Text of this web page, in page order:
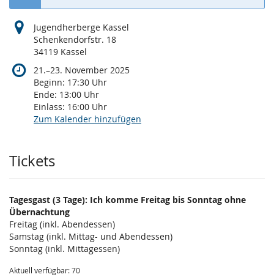
Jugendherberge Kassel
Schenkendorfstr. 18
34119 Kassel
21.–bis
23. November 2025
Beginn: 17:30 Uhr
Ende: 13:00 Uhr
Einlass: 16:00 Uhr
Zum Kalender hinzufügen
Produkte
Tickets
Tagesgast (3 Tage): Ich komme Freitag bis Sonntag ohne
Übernachtung
Freitag (inkl. Abendessen)
Samstag (inkl. Mittag- und Abendessen)
Sonntag (inkl. Mittagessen)
Aktuell verfügbar: 70